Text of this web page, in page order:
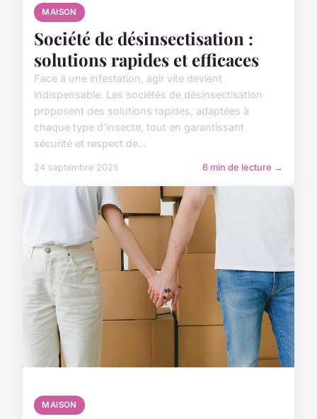
MAISON
Société de désinsectisation :
solutions rapides et efficaces
Face à une infestation, agir vite devient
indispensable. Les sociétés de désinsectisation
proposent des solutions rapides, adaptées à
chaque type d'insecte, tout en garantissant
sécurité et respect de...
24 septembre 2025 6 min de lecture →
MAISON